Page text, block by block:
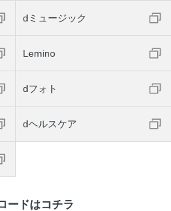
dミュージック
Lemino
dフォト
dヘルスケア
ードはコチラ